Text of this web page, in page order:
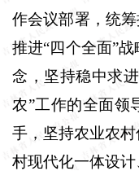
作会议部署，统
推进“四个全面”
念，坚持稳中求
农”工作的全面领
手，坚持农业农
村现代化一体设